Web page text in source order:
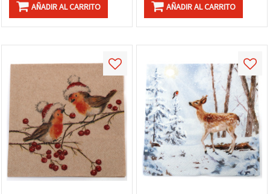
AÑADIR AL CARRITO AÑADIR AL CARRITO